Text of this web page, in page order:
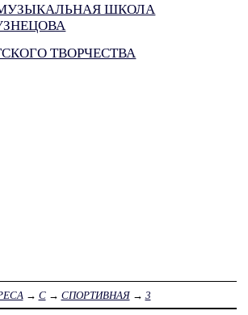
ШКОЛА
ТВОРЧЕСТВА
→ С→ СПОРТИВНАЯ→ 3